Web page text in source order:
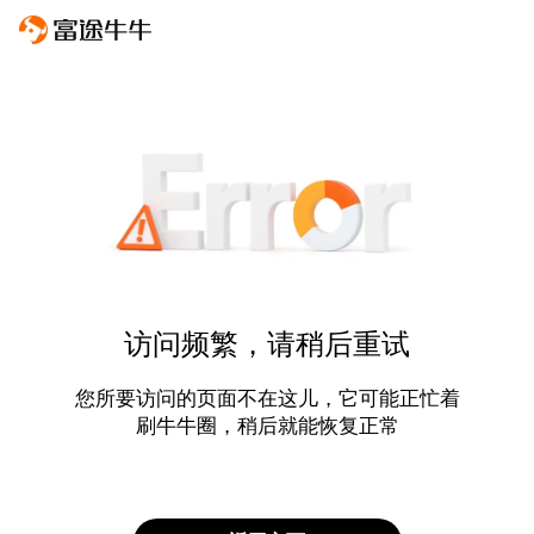
访问频繁，请稍后重试
您所要访问的页面不在这儿，它可能正忙着
刷牛牛圈，稍后就能恢复正常